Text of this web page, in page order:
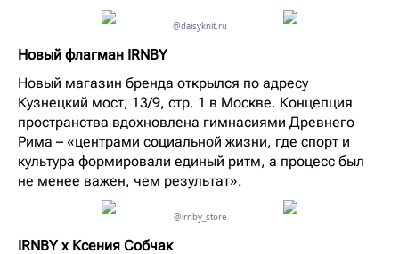
@daisyknit.ru
Новый флагман IRNBY
Новый магазин бренда открылся по адресу
Кузнецкий мост, 13/9, стр. 1 в Москве. Концепция
пространства вдохновлена гимнасиями Древнего
Рима – «центрами социальной жизни, где спорт и
культура формировали единый ритм, а процесс был
не менее важен, чем результат».
@irnby_store
IRNBY x Ксения Собчак